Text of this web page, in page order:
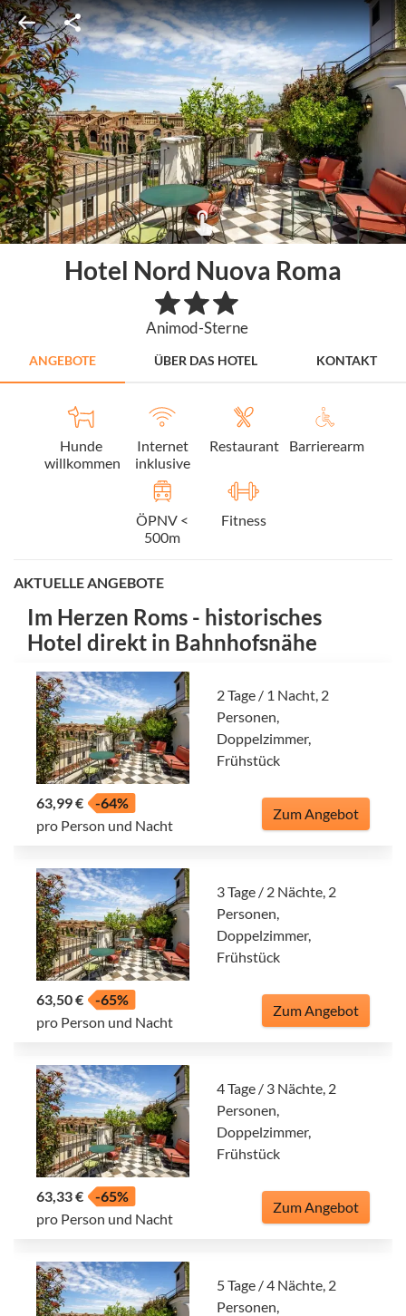
Hotel Nord Nuova Roma
Animod-Sterne
ANGEBOTE ÜBER DAS HOTEL KONTAKT
Hunde
willkommen
Internet
inklusive
Restaurant Barrierearm
ÖPNV <
500m
Fitness
AKTUELLE ANGEBOTE
Im Herzen Roms - historisches
Hotel direkt in Bahnhofsnähe
2 Tage / 1 Nacht, 2
Personen,
Doppelzimmer,
Frühstück
63,99 €
-64%
pro Person und Nacht
Zum Angebot
3 Tage / 2 Nächte, 2
Personen,
Doppelzimmer,
Frühstück
63,50 €
-65%
pro Person und Nacht
Zum Angebot
4 Tage / 3 Nächte, 2
Personen,
Doppelzimmer,
Frühstück
63,33 €
-65%
pro Person und Nacht
Zum Angebot
5 Tage / 4 Nächte, 2
Personen,